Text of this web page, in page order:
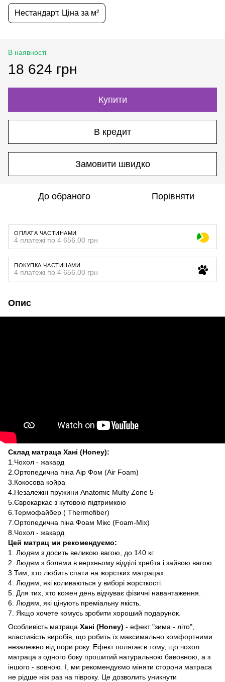
Нестандарт. Ціна за м²
В наявності
18 624 грн
Купити
В кредит
Замовити швидко
До обраного Порівняти
ОПЛАТА ЧАСТИНАМИ
4 платежі по 4 656.00 грн
ПОКУПКА ЧАСТИНАМИ
4 платежі по 4 656.00 грн
Опис
Склад матраца Хані (Honey):
1.Чохол - жакард
2.Ортопедична піна Аір Фом (Air Foam)
3.Кокосова койра
4.Незалежні пружини Anatomic Multy Zone 5
5.Єврокаркас з кутовою підтримкою
6.Термофайбер ( Thermofiber)
7.Ортопедична піна Фоам Мікс (Foam-Мix)
8.Чохол - жакард
Цей матрац ми рекомендуємо:
1. Людям з досить великою вагою, до 140 кг.
2. Людям з болями в верхньому відділі хребта і зайвою вагою.
3.Тим, хто любить спати на жорстких матрацах.
4. Людям, які коливаються у виборі жорсткості.
5. Для тих, хто кожен день відчуває фізичні навантаження.
6. Людям, які цінують преміальну якість.
7. Якщо хочете комусь зробити хороший подарунок.
Особливість матраца Хані (Honey) - ефект "зима - літо",
властивість виробів, що робить їх максимально комфортними
незалежно від пори року. Ефект полягає в тому, що чохол
матраца з одного боку прошитий натуральною бавовною, а з
іншого - вовною. І, ми рекомендуємо міняти сторони матраса
не рідше ніж раз на півроку. Це дозволить уникнути